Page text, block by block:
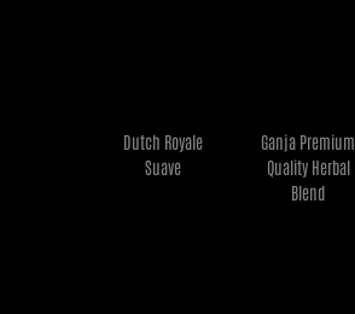
Dutch Royale
Suave
€ 7,95
Ler mais
Ganja Premium
Quality Herbal
Blend
€ 33,95
Ler mais